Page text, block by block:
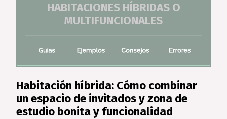
HABITACIONES HÍBRIDAS O
MULTIFUNCIONALES
Habitación híbrida: Cómo combinar
un espacio de invitados y zona de
estudio bonita y funcionalidad